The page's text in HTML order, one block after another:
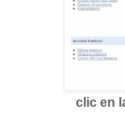
clic en